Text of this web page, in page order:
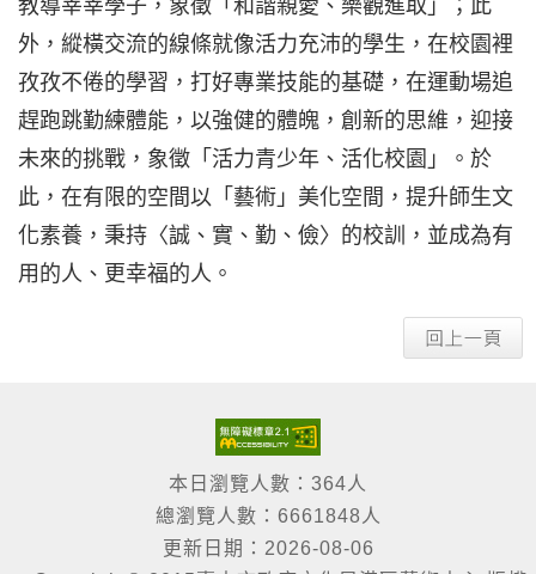
教導莘莘學子，象徵「和諧親愛、樂觀進取」；此
外，縱橫交流的線條就像活力充沛的學生，在校園裡
孜孜不倦的學習，打好專業技能的基礎，在運動場追
趕跑跳勤練體能，以強健的體魄，創新的思維，迎接
未來的挑戰，象徵「活力青少年、活化校園」。於
此，在有限的空間以「藝術」美化空間，提升師生文
化素養，秉持〈誠、實、勤、儉〉的校訓，並成為有
用的人、更幸福的人。
本日瀏覽人數：364人
總瀏覽人數：6661848人
更新日期：2026-08-06